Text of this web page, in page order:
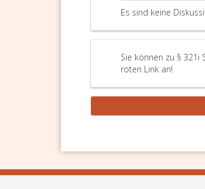
Es sind keine
Sie können zu § 321i
roten Link an!